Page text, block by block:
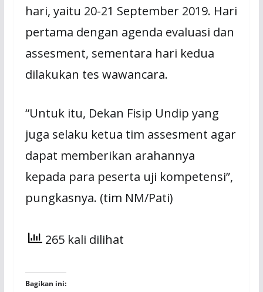
hari, yaitu 20-21 September 2019. Hari
pertama dengan agenda evaluasi dan
assesment, sementara hari kedua
dilakukan tes wawancara.
“Untuk itu, Dekan Fisip Undip yang
juga selaku ketua tim assesment agar
dapat memberikan arahannya
kepada para peserta uji kompetensi”,
pungkasnya. (tim NM/Pati)
265 kali dilihat
Bagikan ini: